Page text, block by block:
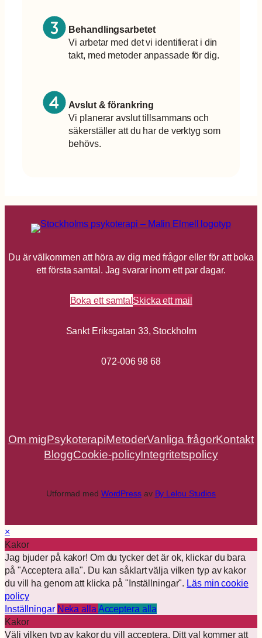
Behandlingsarbetet
Vi arbetar med det vi identifierat i din
takt, med metoder anpassade för dig.
Avslut & förankring
Vi planerar avslut tillsammans och
säkerställer att du har de verktyg som
behövs.
Du är välkommen att höra av dig med frågor eller för att boka
ett första samtal. Jag svarar inom ett par dagar.
Boka ett samtalSkicka ett mail
Sankt Eriksgatan 33, Stockholm
072-006 98 68
Om migPsykoterapiMetoderVanliga frågorKontakt
BloggCookie-policyIntegritetspolicy
Utformad med WordPressav By Lelou Studios
×
Kakor
Jag bjuder på kakor! Om du tycker det är ok, klickar du bara
på "Acceptera alla". Du kan såklart välja vilken typ av kakor
du vill ha genom att klicka på "Inställningar". Läs min cookie
policy
Inställningar Neka alla Acceptera alla
Kakor
Välj vilken typ av kakor du vill acceptera. Ditt val kommer att